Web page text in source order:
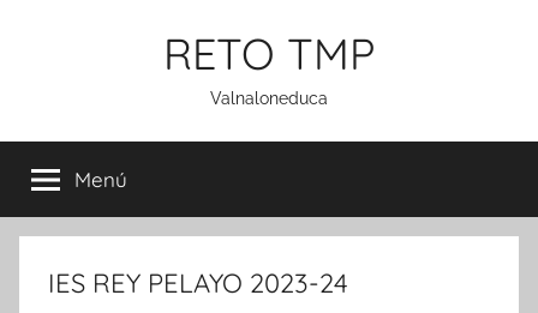
RETO TMP
Valnaloneduca
Menú
IES REY PELAYO 2023-24